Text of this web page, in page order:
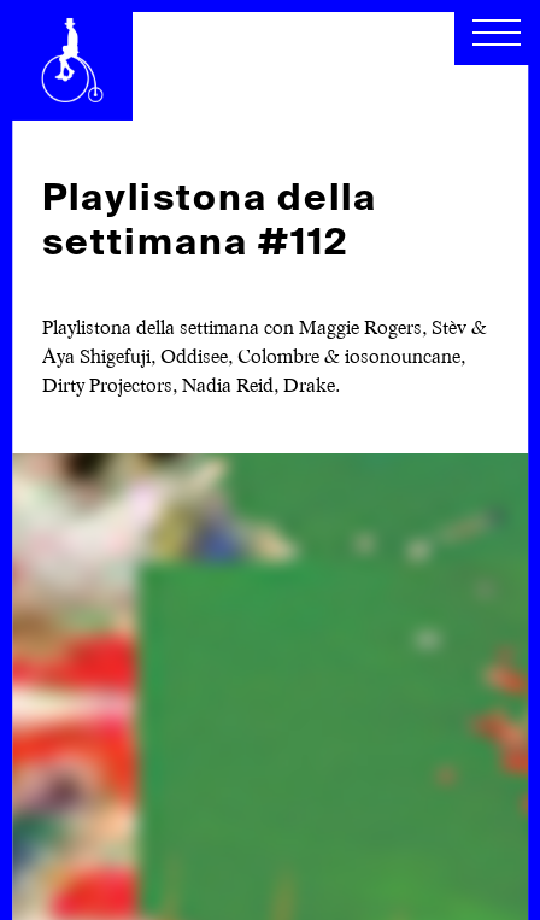
CHI SIAMO
SEGUICI
SCOPRI
RACCONTI
CERCA
INDICE
Playlistona della
settimana #112
Playlistona della settimana con Maggie Rogers, Stèv &
Aya Shigefuji, Oddisee, Colombre & iosonouncane,
Dirty Projectors, Nadia Reid, Drake.